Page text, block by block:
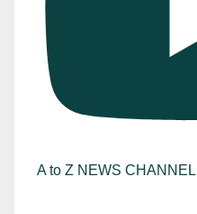
A to Z NEWS CHANNEL